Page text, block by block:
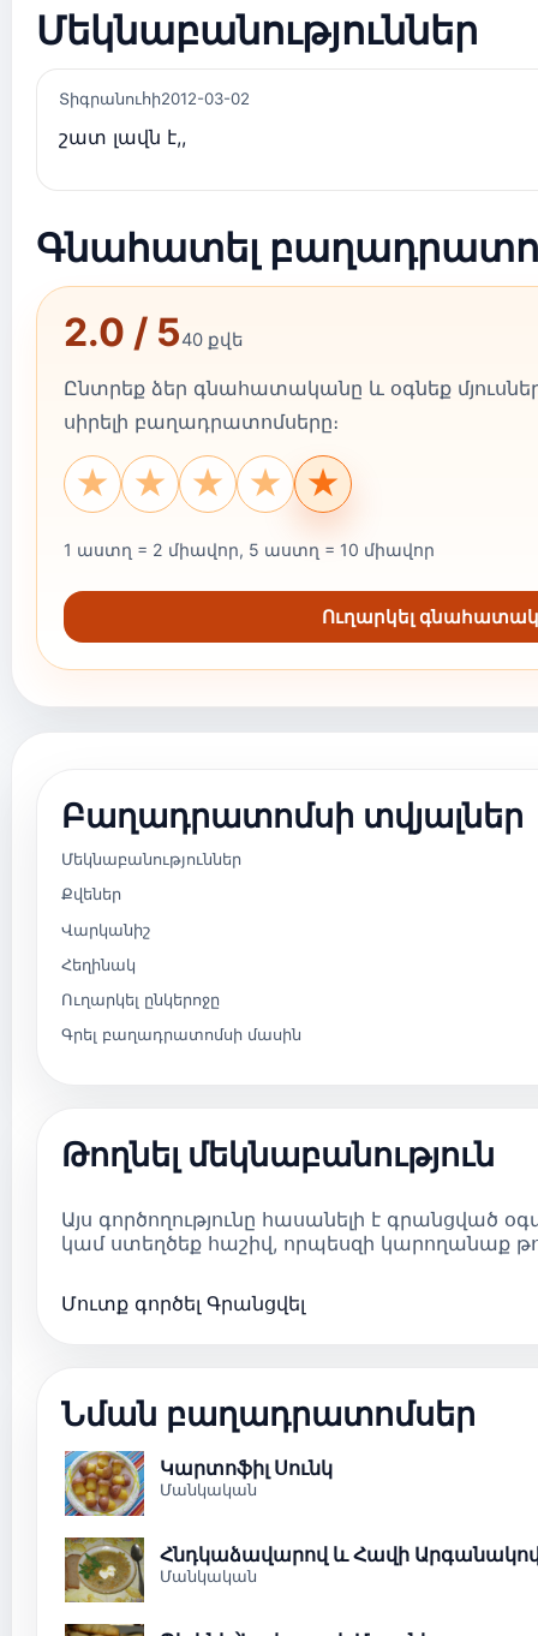
Մեկնաբանություններ
Տիգրանուհի2012-03-02
շատ լավն է,,
Գնահատել
2.0 / 540 քվե
Ընտրեք ձեր գնահատականը և օգնեք
սիրելի բաղադրատոմսերը։
★
★
★
★
★
1 աստղ = 2 միավոր, 5 աստղ = 10 միավոր
Ուղարկել
Բաղադրատոմսի տվյալներ
Մեկնաբանություններ
Քվեներ
Վարկանիշ
Հեղինակ
Ուղարկել ընկերոջը
Գրել բաղադրատոմսի մասին
Թողնել մեկնաբանություն
Այս գործողությունը հասանելի է գրանցված
կամ ստեղծեք հաշիվ, որպեսզի կարողանաք
Մուտք գործել Գրանցվել
Նման բաղադրատոմսեր
Կարտոֆիլ Սունկ
Մանկական
Հնդկաձավարով և Հավի
Մանկական